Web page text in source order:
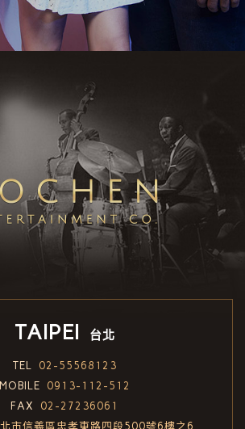
TAIPEI 台北
TEL
02-55568123
MOBILE
0913-112-512
FAX
02-27236061
市信義區忠孝東路四段500號6樓之6